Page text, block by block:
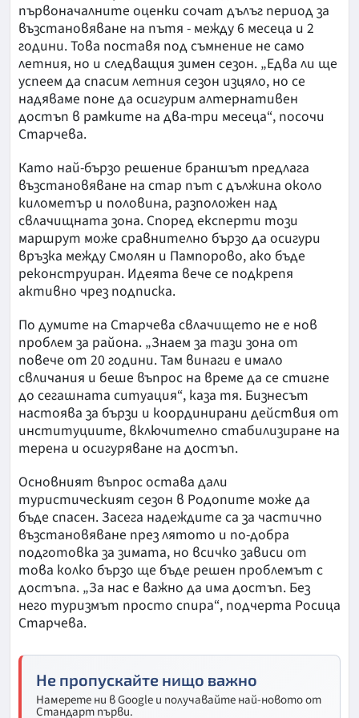
първоначалните оценки сочат дълъг период за
възстановяване на пътя - между 6 месеца и 2
години. Това поставя под съмнение не само
летния, но и следващия зимен сезон. „Едва ли ще
успеем да спасим летния сезон изцяло, но се
надяваме поне да осигурим алтернативен
достъп в рамките на два-три месеца“, посочи
Старчева.
Като най-бързо решение браншът предлага
възстановяване на стар път с дължина около
километър и половина, разположен над
свлачищната зона. Според експерти този
маршрут може сравнително бързо да осигури
връзка между Смолян и Пампорово, ако бъде
реконструиран. Идеята вече се подкрепя
активно чрез подписка.
По думите на Старчева свлачището не е нов
проблем за района. „Знаем за тази зона от
повече от 20 години. Там винаги е имало
свличания и беше въпрос на време да се стигне
до сегашната ситуация“, каза тя. Бизнесът
настоява за бързи и координирани действия от
институциите, включително стабилизиране на
терена и осигуряване на достъп.
Основният въпрос остава дали
туристическият сезон в Родопите може да
бъде спасен. Засега надеждите са за частично
възстановяване през лятото и по-добра
подготовка за зимата, но всичко зависи от
това колко бързо ще бъде решен проблемът с
достъпа. „За нас е важно да има достъп. Без
него туризмът просто спира“, подчерта Росица
Старчева.
Не пропускайте нищо важно
Намерете ни в Google и получавайте най-новото от
Стандарт първи.